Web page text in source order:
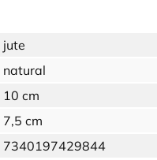
jute
natural
10 cm
7,5 cm
7340197429844